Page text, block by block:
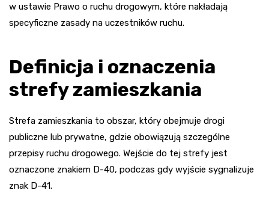
w ustawie Prawo o ruchu drogowym, które nakładają
specyficzne zasady na uczestników ruchu.
Definicja i oznaczenia
strefy zamieszkania
Strefa zamieszkania to obszar, który obejmuje drogi
publiczne lub prywatne, gdzie obowiązują szczególne
przepisy ruchu drogowego. Wejście do tej strefy jest
oznaczone znakiem D-40, podczas gdy wyjście sygnalizuje
znak D-41.